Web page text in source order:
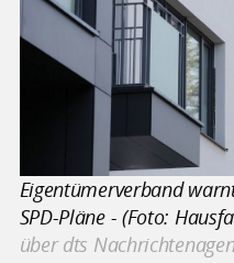
Eigentümerverband
SPD-Pläne - (Foto:
über dts